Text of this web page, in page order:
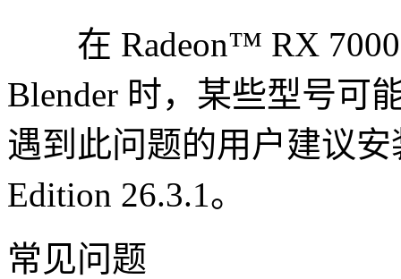
在 Radeon™ RX 7000
Blender 时，某些型号可
遇到此问题的用户建议安
Edition 26.3.1。
常见问题